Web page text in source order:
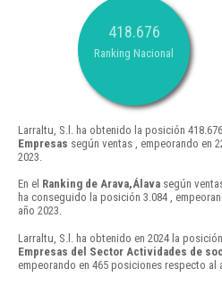
418.676
Ranking Nacional
Larraltu, S.l. ha obtenido la posición
Empresas según ventas , empeorando en
2023.
En el Ranking de Arava,Álava según
ha conseguido la posición 3.084 ,
año 2023.
Larraltu, S.l. ha obtenido en 2024 la
Empresas del Sector Actividades de
empeorando en 465 posiciones respecto al